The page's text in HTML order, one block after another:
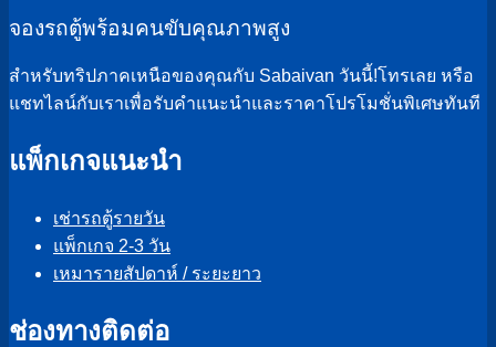
จองรถตู้พร้อมคนขับคุณภาพสูง
สำหรับทริปภาคเหนือของคุณกับ Sabaivan วันนี้!โทรเลย หรือ
แชทไลน์กับเราเพื่อรับคำแนะนำและราคาโปรโมชั่นพิเศษทันที
แพ็กเกจแนะนำ
เช่ารถตู้รายวัน
แพ็กเกจ 2-3 วัน
เหมารายสัปดาห์ / ระยะยาว
ช่องทางติดต่อ